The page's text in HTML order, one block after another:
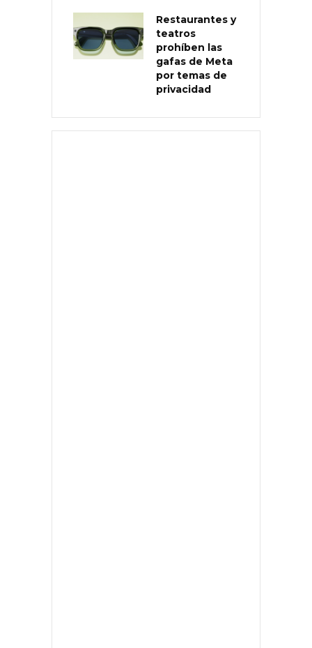
Restaurantes y
teatros
prohíben las
gafas de Meta
por temas de
privacidad